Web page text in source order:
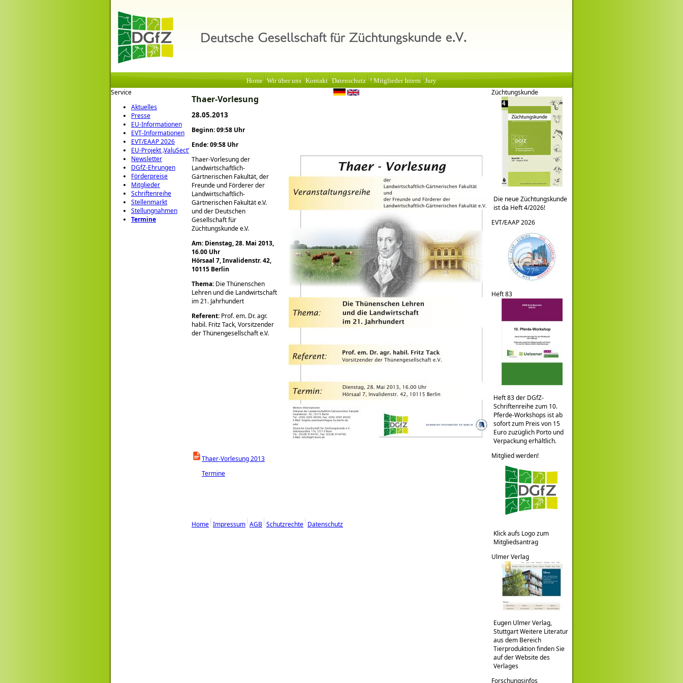
Home Wir über uns Kontakt Datenschutz ! Mitglieder Intern Jury
Service
Aktuelles
Presse
EU-Informationen
EVT-Informationen
EVT/EAAP 2026
EU-Projekt ‚ValuSect‘
Newsletter
DGfZ-Ehrungen
Förderpreise
Mitglieder
Schriftenreihe
Stellenmarkt
Stellungnahmen
Termine
Thaer-Vorlesung
28.05.2013
Beginn: 09:58 Uhr
Ende: 09:58 Uhr
Thaer-Vorlesung der
Landwirtschaftlich-
Gärtnerischen Fakultät, der
Freunde und Förderer der
Landwirtschaftlich-
Gärtnerischen Fakultät e.V.
und der Deutschen
Gesellschaft für
Züchtungskunde e.V.
Am: Dienstag, 28. Mai 2013,
16.00 Uhr
Hörsaal 7, Invalidenstr. 42,
10115 Berlin
Thema: Die Thünenschen
Lehren und die Landwirtschaft
im 21. Jahrhundert
Referent: Prof. em. Dr. agr.
habil. Fritz Tack, Vorsitzender
der Thünengesellschaft e.V.
Thaer-Vorlesung 2013
Termine
Home Impressum AGB Schutzrechte Datenschutz
Züchtungskunde
Die neue Züchtungskunde
ist da Heft 4/2026!
EVT/EAAP 2026
Heft 83
Heft 83 der DGfZ-
Schriftenreihe zum 10.
Pferde-Workshops ist ab
sofort zum Preis von 15
Euro zuzüglich Porto und
Verpackung erhältlich.
Mitglied werden!
Klick aufs Logo zum
Mitgliedsantrag
Ulmer Verlag
Eugen Ulmer Verlag,
Stuttgart Weitere Literatur
aus dem Bereich
Tierproduktion finden Sie
auf der Website des
Verlages
Forschungsinfos